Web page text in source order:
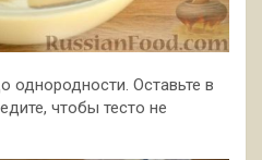
однородности. Оставьте в
чтобы тесто не